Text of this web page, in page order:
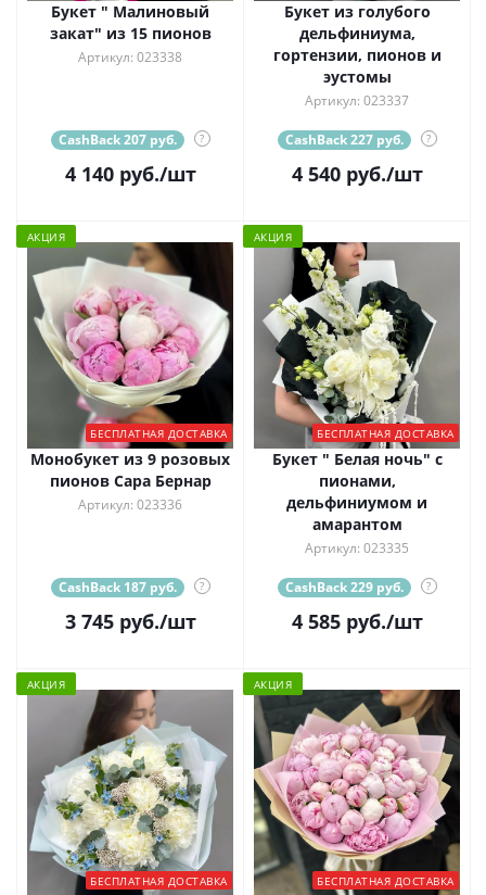
Букет " Малиновый
закат" из 15 пионов
Артикул: 023338
CashBack 207 руб. ?
4 140руб./шт
Букет из голубого
дельфиниума,
гортензии, пионов и
эустомы
Артикул: 023337
CashBack 227 руб. ?
4 540руб./шт
АКЦИЯ
БЕСПЛАТНАЯ ДОСТАВКА
Монобукет из 9 розовых
пионов Сара Бернар
Артикул: 023336
CashBack 187 руб. ?
3 745руб./шт
АКЦИЯ
БЕСПЛАТНАЯ ДОСТАВКА
Букет " Белая ночь" с
пионами,
дельфиниумом и
амарантом
Артикул: 023335
CashBack 229 руб. ?
4 585руб./шт
АКЦИЯ
БЕСПЛАТНАЯ ДОСТАВКА
АКЦИЯ
БЕСПЛАТНАЯ ДОСТАВКА